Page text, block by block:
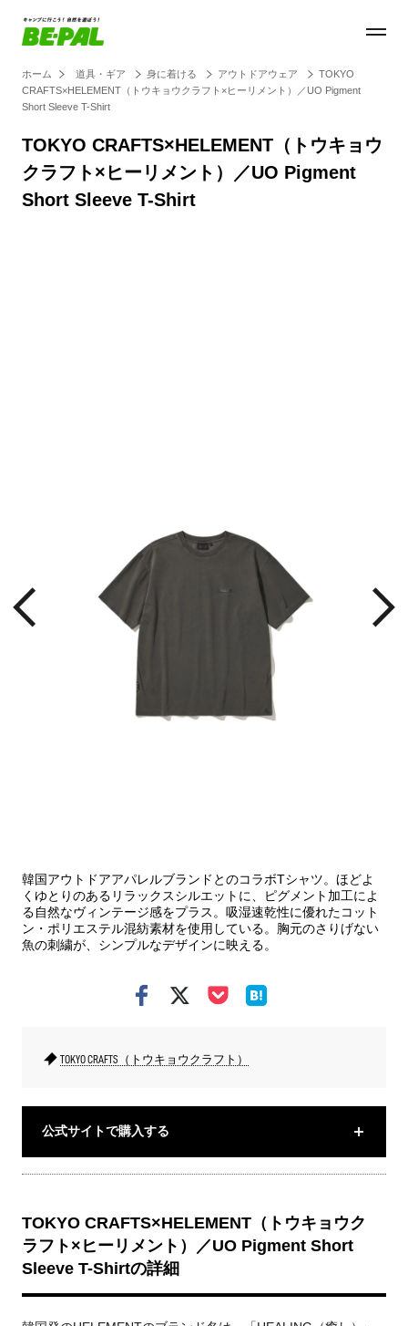
ホーム 道具・ギア 身に着ける アウトドアウェア
TOKYO
CRAFTS×HELEMENT（トウキョウクラフト×ヒーリメント）／UO Pigment
Short Sleeve T-Shirt
TOKYO CRAFTS×HELEMENT（トウキョウ
クラフト×ヒーリメント）／UO Pigment
Short Sleeve T-Shirt
韓国アウトドアアパレルブランドとのコラボTシャツ。ほどよ
くゆとりのあるリラックスシルエットに、ピグメント加工によ
る自然なヴィンテージ感をプラス。吸湿速乾性に優れたコット
ン・ポリエステル混紡素材を使用している。胸元のさりげない
魚の刺繍が、シンプルなデザインに映える。
TOKYO CRAFTS（トウキョウクラフト）
公式サイトで購入する
TOKYO CRAFTS×HELEMENT（トウキョウク
ラフト×ヒーリメント）／UO Pigment Short
Sleeve T-Shirtの詳細